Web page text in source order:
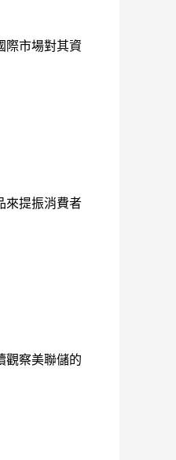
際市場對其資
來提振消費者
觀察美聯儲的